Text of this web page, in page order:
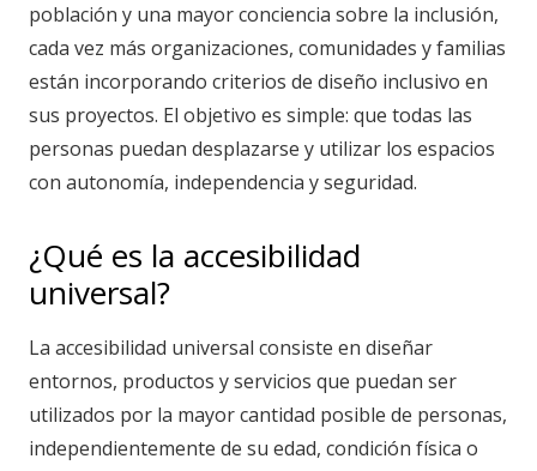
población y una mayor conciencia sobre la inclusión,
cada vez más organizaciones, comunidades y familias
están incorporando criterios de diseño inclusivo en
sus proyectos. El objetivo es simple: que todas las
personas puedan desplazarse y utilizar los espacios
con autonomía, independencia y seguridad.
¿Qué es la accesibilidad
universal?
La accesibilidad universal consiste en diseñar
entornos, productos y servicios que puedan ser
utilizados por la mayor cantidad posible de personas,
independientemente de su edad, condición física o